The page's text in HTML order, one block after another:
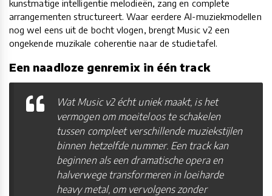
kunstmatige intelligentie melodieën, zang en complete
arrangementen structureert. Waar eerdere AI-muziekmodellen
nog wel eens uit de bocht vlogen, brengt Music v2 een
ongekende muzikale coherentie naar de studietafel.
Een naadloze genremix in één track
Wat Music v2 écht uniek maakt, is het
vermogen om moeiteloos te schakelen
tussen compleet verschillende muziekstijlen
binnen hetzelfde nummer. Een track kan
beginnen als een dramatische opera en
halverwege transformeren in loeiharde
heavy metal, om vervolgens zonder